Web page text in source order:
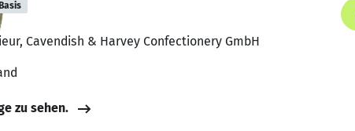
Basis
Cavendish & Harvey Confectionery GmbH
zu sehen.